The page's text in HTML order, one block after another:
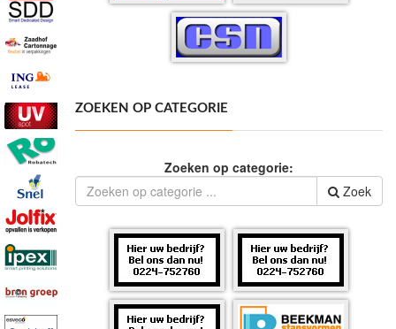
ZOEKEN OP CATEGORIE
Zoeken op categorie:
Zoek